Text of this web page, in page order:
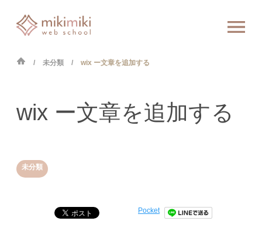
未分類 wix ー文章を追加する
未分類
wix ー文章を追加する
Pocket